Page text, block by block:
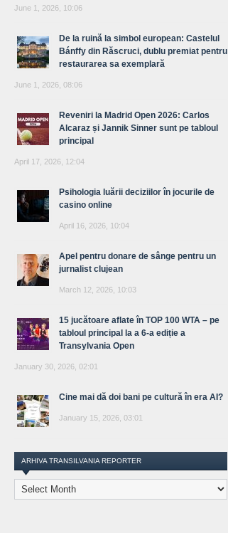
June 1, 2026, 10:06
De la ruină la simbol european: Castelul
Bánffy din Răscruci, dublu premiat pentru
restaurarea sa exemplară
June 1, 2026, 08:06
Reveniri la Madrid Open 2026: Carlos
Alcaraz și Jannik Sinner sunt pe tabloul
principal
April 17, 2026, 12:04
Psihologia luării deciziilor în jocurile de
casino online
April 16, 2026, 10:04
Apel pentru donare de sânge pentru un
jurnalist clujean
March 12, 2026, 10:03
15 jucătoare aflate în TOP 100 WTA – pe
tabloul principal la a 6-a ediție a
Transylvania Open
January 30, 2026, 02:01
Cine mai dă doi bani pe cultură în era AI?
January 15, 2026, 03:01
ARHIVA TRANSILVANIA REPORTER
Arhiva
Transilvania